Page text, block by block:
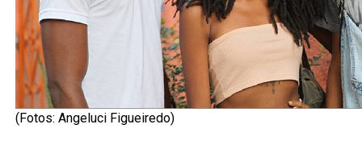
(Fotos: Angeluci Figueiredo)